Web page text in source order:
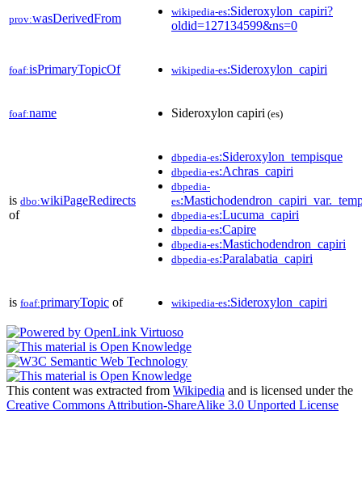
prov:wasDerivedFrom wikipedia-es:Sideroxylon_capiri?
oldid=127134599&ns=0
foaf:isPrimaryTopicOf wikipedia-es:Sideroxylon_capiri
foaf:name Sideroxylon capiri (es)
is dbo:wikiPageRedirects
of
dbpedia-es:Sideroxylon_tempisque
dbpedia-es:Achras_capiri
dbpedia-
es
dbpedia-es:Lucuma_capiri
dbpedia-es:Capire
dbpedia-es:Mastichodendron_capiri
dbpedia-es:Paralabatia_capiri
is foaf:primaryTopic of wikipedia-es:Sideroxylon_capiri
This content was extracted from Wikipedia and is licensed under the
Creative Commons Attribution-ShareAlike 3.0 Unported License